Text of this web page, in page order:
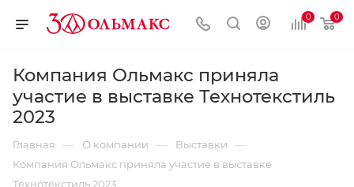
0 0
Компания Ольмакс приняла
участие в выставке Технотекстиль
2023
Главная — О компании — Выставки —
Компания Ольмакс приняла участие в выставке
Технотекстиль 2023